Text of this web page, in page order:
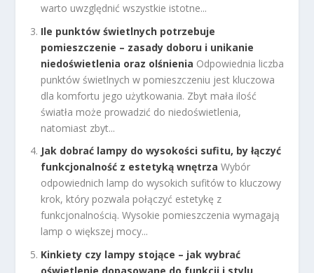
warto uwzględnić wszystkie istotne...
Ile punktów świetlnych potrzebuje
pomieszczenie – zasady doboru i unikanie
niedoświetlenia oraz olśnienia Odpowiednia liczba
punktów świetlnych w pomieszczeniu jest kluczowa
dla komfortu jego użytkowania. Zbyt mała ilość
światła może prowadzić do niedoświetlenia,
natomiast zbyt...
Jak dobrać lampy do wysokości sufitu, by łączyć
funkcjonalność z estetyką wnętrza Wybór
odpowiednich lamp do wysokich sufitów to kluczowy
krok, który pozwala połączyć estetykę z
funkcjonalnością. Wysokie pomieszczenia wymagają
lamp o większej mocy...
Kinkiety czy lampy stojące – jak wybrać